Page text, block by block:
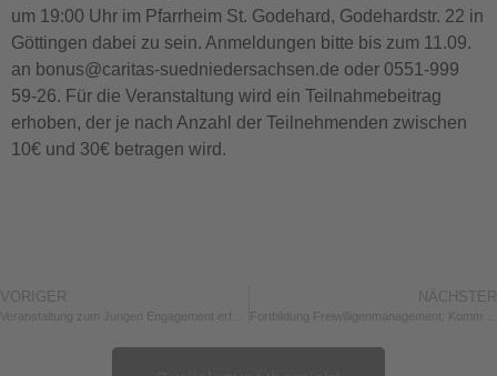
um 19:00 Uhr im Pfarrheim St. Godehard, Godehardstr. 22 in
Göttingen dabei zu sein. Anmeldungen bitte bis zum 11.09.
an bonus@caritas-suedniedersachsen.de oder 0551-999
59-26. Für die Veranstaltung wird ein Teilnahmebeitrag
erhoben, der je nach Anzahl der Teilnehmenden zwischen
10€ und 30€ betragen wird.
VORIGER NÄCHSTER